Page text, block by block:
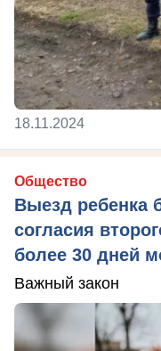
18.11.2024
Общество
Выезд ребенка
согласия
более 30 дней
Важный закон